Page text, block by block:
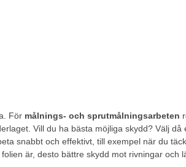
För målnings- och sprutmålningsarbeten
Vill du ha bästa möjliga skydd? Välj
snabbt och effektivt, till exempel när du
är, desto bättre skydd mot rivningar och